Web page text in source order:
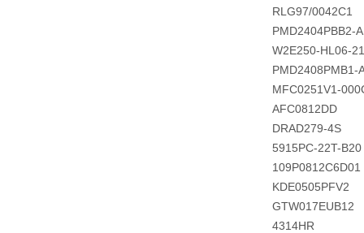
RLG97/0042C1
PMD2404PBB2-A
W2E250-HL06-21
PMD2408PMB1-
MFC0251V1-
AFC0812DD
DRAD279-4S
5915PC-22T-B20
109P0812C6D01
KDE0505PFV2
GTW017EUB12
4314HR